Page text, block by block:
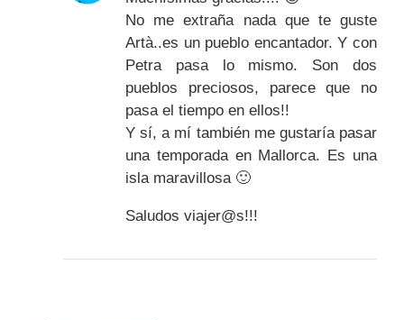
No me extraña nada que te guste
Artà..es un pueblo encantador. Y con
Petra pasa lo mismo. Son dos
pueblos preciosos, parece que no
pasa el tiempo en ellos!!
Y sí, a mí también me gustaría pasar
una temporada en Mallorca. Es una
isla maravillosa 🙂
Saludos viajer@s!!!